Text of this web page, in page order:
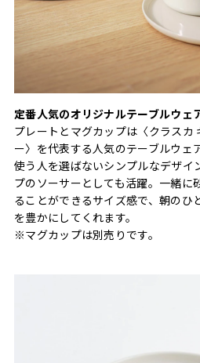
定番人気のオリジナルテーブルウェ
プレートとマグカップは〈クラスカ
ー〉を代表する人気のテーブルウェア
使う人を選ばないシンプルなデザイ
プのソーサーとしても活躍。一緒に
ることができるサイズ感で、朝のひ
を豊かにしてくれます。
※マグカップは別売りです。